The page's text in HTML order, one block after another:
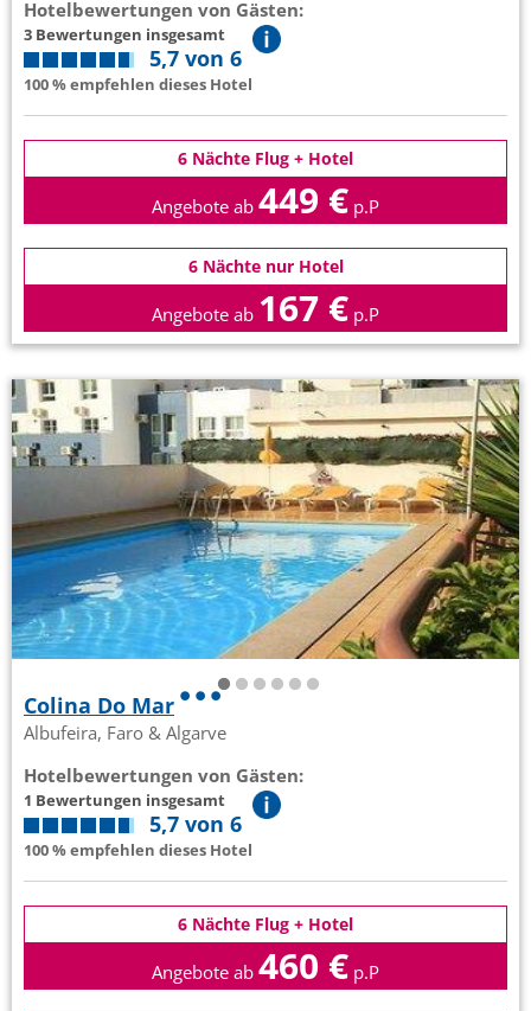
Hotelbewertungen von Gästen:
3 Bewertungen insgesamt
5,7 von 6
100 % empfehlen dieses Hotel
6 Nächte Flug + Hotel
Angebote ab 449 € p.P
6 Nächte nur Hotel
Angebote ab 167 € p.P
Colina Do Mar
Albufeira, Faro & Algarve
Hotelbewertungen von Gästen:
1 Bewertungen insgesamt
5,7 von 6
100 % empfehlen dieses Hotel
6 Nächte Flug + Hotel
Angebote ab 460 € p.P